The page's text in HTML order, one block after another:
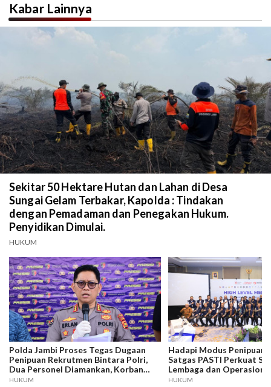
Kabar Lainnya
Sekitar 50 Hektare Hutan dan Lahan di Desa
Sungai Gelam Terbakar, Kapolda : Tindakan
dengan Pemadaman dan Penegakan Hukum.
Penyidikan Dimulai.
HUKUM
Polda Jambi Proses Tegas Dugaan
Penipuan Rekrutmen Bintara Polri,
Dua Personel Diamankan, Korban
Dari Rakyat Biasa Hingga Perwira,
HUKUM
Hadapi Modus Penipuan
Satgas PASTI Perkuat
Lembaga dan
Anti-Scam
HUKUM